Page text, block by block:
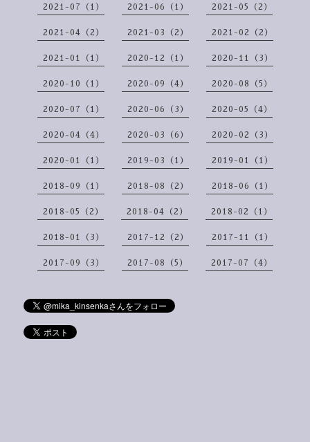
2021-07（1） 2021-06（1） 2021-05（2）
2021-04（2） 2021-03（2） 2021-02（2）
2021-01（1） 2020-12（1） 2020-11（3）
2020-10（1） 2020-09（4） 2020-08（5）
2020-07（1） 2020-06（3） 2020-05（4）
2020-04（4） 2020-03（6） 2020-02（3）
2020-01（1） 2019-03（1） 2019-01（1）
2018-09（1） 2018-08（2） 2018-06（1）
2018-05（2） 2018-04（2） 2018-02（1）
2018-01（3） 2017-12（2） 2017-11（1）
2017-09（3） 2017-08（5） 2017-07（4）